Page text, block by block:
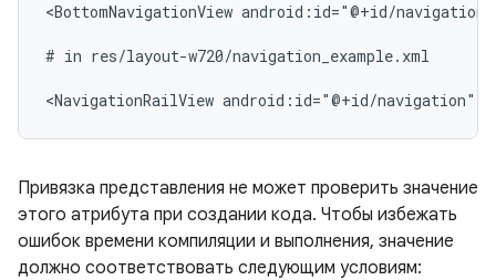
<BottomNavigationView android:id="@+id/navigation"
# in res/layout-w720/navigation_example.xml
<NavigationRailView android:id="@+id/navigation"
Привязка представления не может проверить значение
этого атрибута при создании кода. Чтобы избежать
ошибок времени компиляции и выполнения, значение
должно соответствовать следующим условиям: